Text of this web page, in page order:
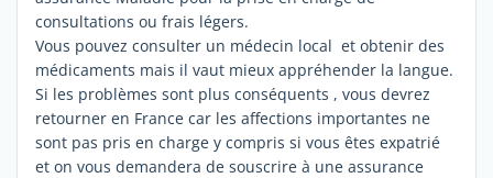
consultations ou frais légers.
Vous pouvez consulter un médecin local et obtenir des
médicaments mais il vaut mieux appréhender la langue.
Si les problèmes sont plus conséquents , vous devrez
retourner en France car les affections importantes ne
sont pas pris en charge y compris si vous êtes expatrié
et on vous demandera de souscrire à une assurance